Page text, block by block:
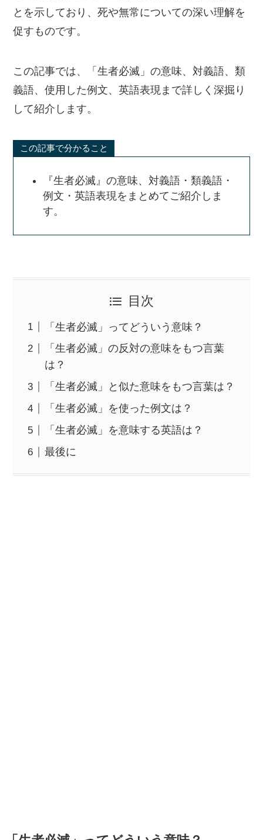
とを示しており、死や無常についての深い理解を
促すものです。
この記事では、「生者必滅」の意味、対義語、類
義語、使用した例文、英語表現まで詳しく深掘り
して紹介します。
この記事で分かること
『生者必滅』の意味、対義語・類義語・
例文・英語表現をまとめてご紹介しま
す。
目次
「生者必滅」ってどういう意味？
「生者必滅」の反対の意味をもつ言葉
は？
「生者必滅」と似た意味をもつ言葉は？
「生者必滅」を使った例文は？
「生者必滅」を意味する英語は？
最後に